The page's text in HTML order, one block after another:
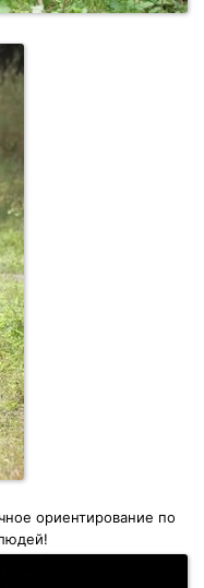
ориентирование по